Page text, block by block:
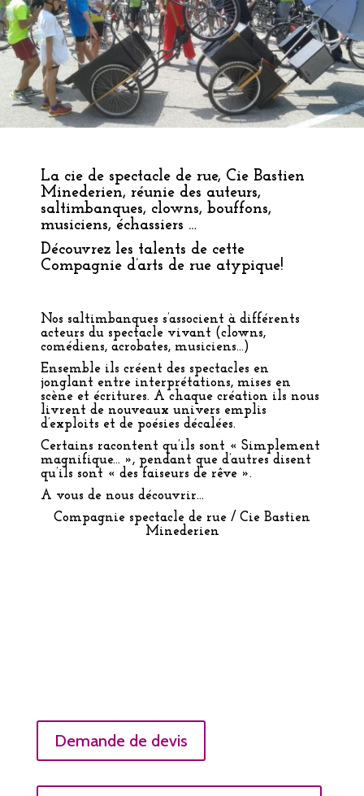
La cie de spectacle de rue, Cie Bastien
Minederien, réunie des auteurs,
saltimbanques, clowns, bouffons,
musiciens, échassiers …
Découvrez les talents de cette
Compagnie d’arts de rue atypique!
Nos saltimbanques s’associent à différents
acteurs du spectacle vivant (clowns,
comédiens, acrobates, musiciens…)
Ensemble ils créent des spectacles en
jonglant entre interprétations, mises en
scène et écritures. A chaque création ils nous
livrent de nouveaux univers emplis
d’exploits et de poésies décalées.
Certains racontent qu’ils sont « Simplement
magnifique… », pendant que d’autres disent
qu’ils sont « des faiseurs de rêve ».
A vous de nous découvrir…
Compagnie spectacle de rue / Cie Bastien
Minederien
Demande de devis